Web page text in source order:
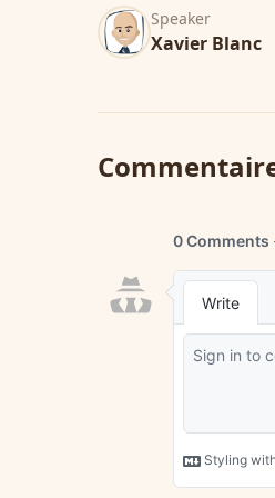
Speaker
Xavier Blanc